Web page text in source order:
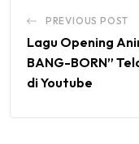
PREVIOUS POST
Lagu Opening
BANG-BORN”
di Youtube